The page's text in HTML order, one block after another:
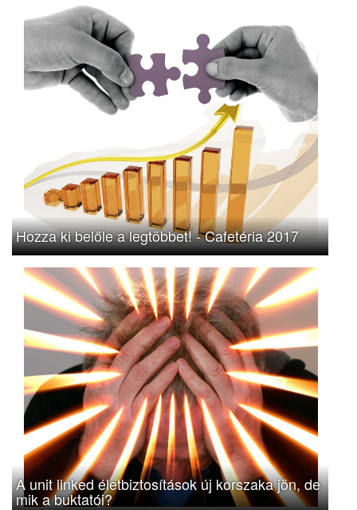
Hozza ki belőle a legtöbbet! - Cafetéria 2017
A unit linked életbiztosítások új korszaka jön, de
mik a buktatói?